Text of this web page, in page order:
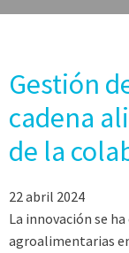
Gestión
cadena
de la
22 abril 2024
La innovación se
agroalimentarias